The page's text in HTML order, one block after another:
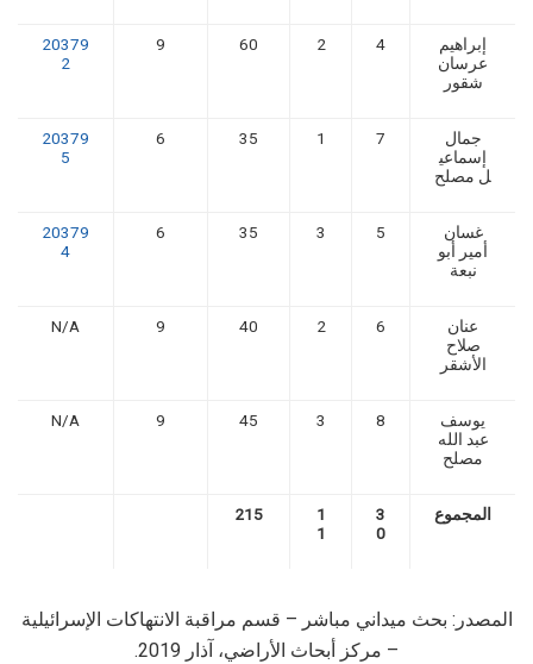
إبراهيم
عرسان
شقور
4
2
60
9
20379
2
جمال
إسماعي
ل مصلح
7
1
35
6
20379
5
غسان
أمير أبو
نبعة
5
3
35
6
20379
4
عنان
صلاح
الأشقر
6
2
40
9
N/A
يوسف
عبد الله
مصلح
8
3
45
9
N/A
المجموع
3
0
1
1
215
المصدر: بحث ميداني مباشر – قسم مراقبة الانتهاكات الإسرائيلية
– مركز أبحاث الأراضي، آذار 2019.